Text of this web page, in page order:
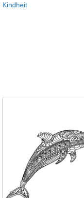
Kindheit